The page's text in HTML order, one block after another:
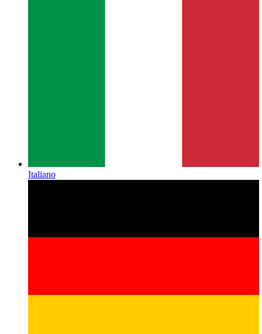
Italiano